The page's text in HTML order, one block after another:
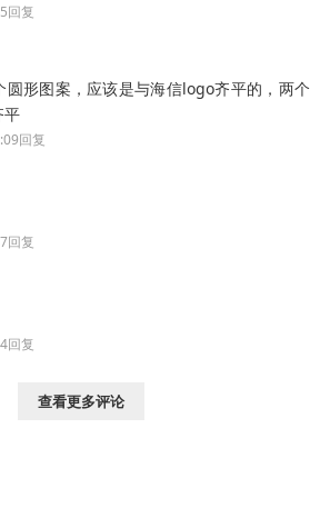
回复
形图案，应该是与海信logo齐平的，两个
平
回复
回复
回复
查看更多评论